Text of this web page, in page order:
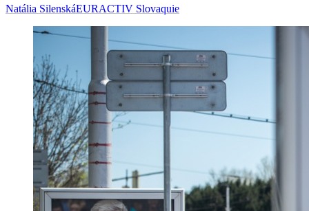
Natália SilenskáEURACTIV Slovaquie